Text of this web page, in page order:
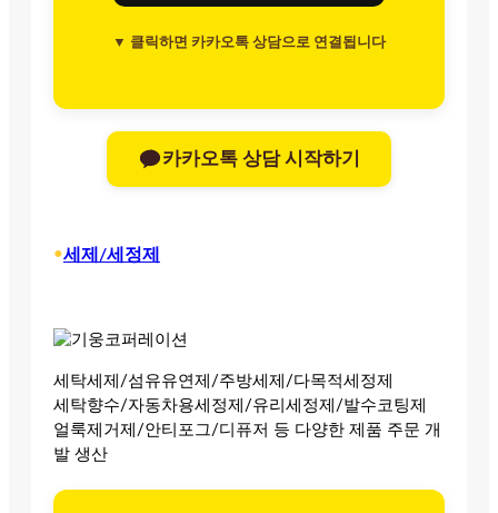
▼ 클릭하면 카카오톡 상담으로 연결됩니다
카카오톡 상담 시작하기
•세제/세정제
세탁세제/섬유유연제/주방세제/다목적세정제
세탁향수/자동차용세정제/유리세정제/발수코팅제
얼룩제거제/안티포그/디퓨저 등 다양한 제품 주문 개
발 생산